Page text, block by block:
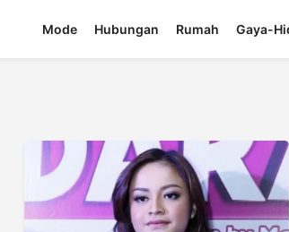
Mode Hubungan Rumah Gaya-